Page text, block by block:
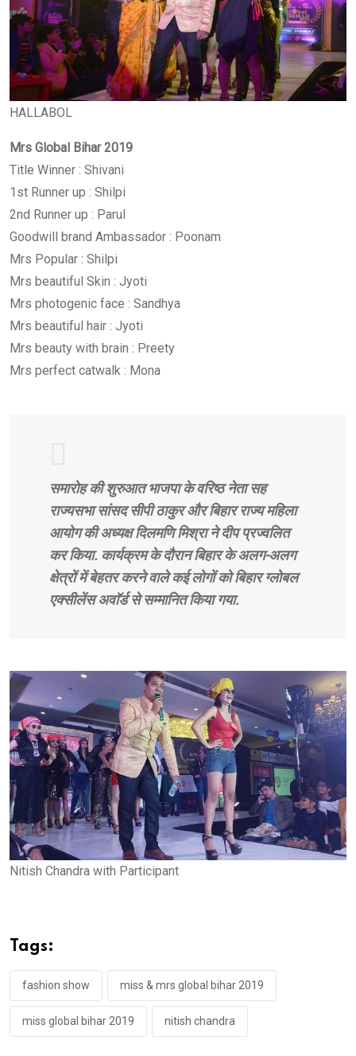
HALLABOL
Mrs Global Bihar 2019
Title Winner : Shivani
1st Runner up : Shilpi
2nd Runner up : Parul
Goodwill brand Ambassador : Poonam
Mrs Popular : Shilpi
Mrs beautiful Skin : Jyoti
Mrs photogenic face : Sandhya
Mrs beautiful hair : Jyoti
Mrs beauty with brain : Preety
Mrs perfect catwalk : Mona
समारोह की शुरुआत भाजपा के वरिष्ठ नेता सह
राज्यसभा सांसद सीपी ठाकुर और बिहार राज्य महिला
आयोग की अध्यक्ष दिलमणि मिश्रा ने दीप प्रज्वलित
कर किया. कार्यक्रम के दौरान बिहार के अलग-अलग
क्षेत्रों में बेहतर करने वाले कई लोगों को बिहार ग्लोबल
एक्सीलेंस अवाॅर्ड से सम्मानित किया गया.
Nitish Chandra with Participant
Tags:
fashion show miss & mrs global bihar 2019
miss global bihar 2019 nitish chandra